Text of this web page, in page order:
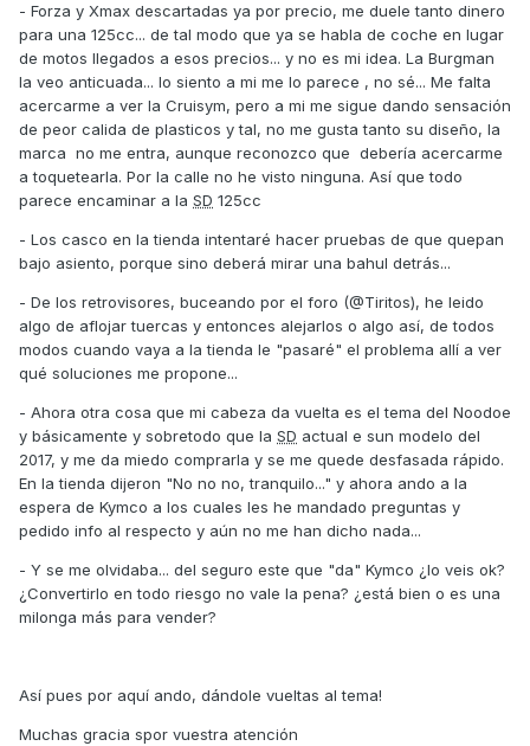
- Forza y Xmax descartadas ya por precio, me duele tanto dinero
para una 125cc... de tal modo que ya se habla de coche en lugar
de motos llegados a esos precios... y no es mi idea. La Burgman
la veo anticuada... lo siento a mi me lo parece , no sé... Me falta
acercarme a ver la Cruisym, pero a mi me sigue dando sensación
de peor calida de plasticos y tal, no me gusta tanto su diseño, la
marca no me entra, aunque reconozco que debería acercarme
a toquetearla. Por la calle no he visto ninguna. Así que todo
parece encaminar a la SD 125cc
- Los casco en la tienda intentaré hacer pruebas de que quepan
bajo asiento, porque sino deberá mirar una bahul detrás...
- De los retrovisores, buceando por el foro (@Tiritos), he leido
algo de aflojar tuercas y entonces alejarlos o algo así, de todos
modos cuando vaya a la tienda le "pasaré" el problema allí a ver
qué soluciones me propone...
- Ahora otra cosa que mi cabeza da vuelta es el tema del Noodoe
y básicamente y sobretodo que la SD actual e sun modelo del
2017, y me da miedo comprarla y se me quede desfasada rápido.
En la tienda dijeron "No no no, tranquilo..." y ahora ando a la
espera de Kymco a los cuales les he mandado preguntas y
pedido info al respecto y aún no me han dicho nada...
- Y se me olvidaba... del seguro este que "da" Kymco ¿lo veis ok?
¿Convertirlo en todo riesgo no vale la pena? ¿está bien o es una
milonga más para vender?
Así pues por aquí ando, dándole vueltas al tema!
Muchas gracia spor vuestra atención